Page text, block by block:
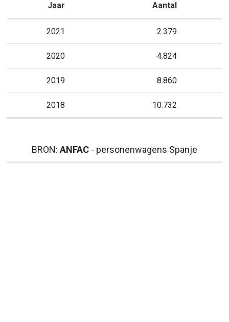
Jaar Aantal
2021 2.379
2020 4.824
2019 8.860
2018 10.732
BRON: ANFAC- personenwagens Spanje